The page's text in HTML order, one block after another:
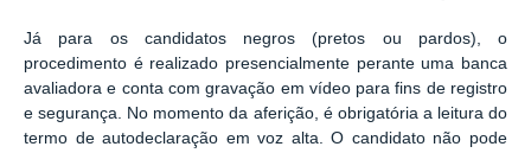
Já para os candidatos negros (pretos ou pardos), o
procedimento é realizado presencialmente perante uma banca
avaliadora e conta com gravação em vídeo para fins de registro
e segurança. No momento da aferição, é obrigatória a leitura do
termo de autodeclaração em voz alta.O candidato não pode